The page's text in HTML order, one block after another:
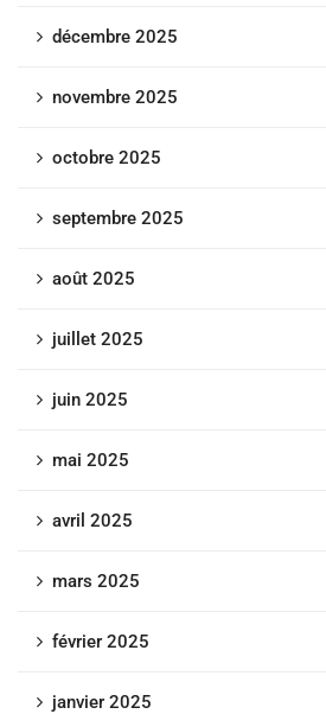
décembre 2025
novembre 2025
octobre 2025
septembre 2025
août 2025
juillet 2025
juin 2025
mai 2025
avril 2025
mars 2025
février 2025
janvier 2025